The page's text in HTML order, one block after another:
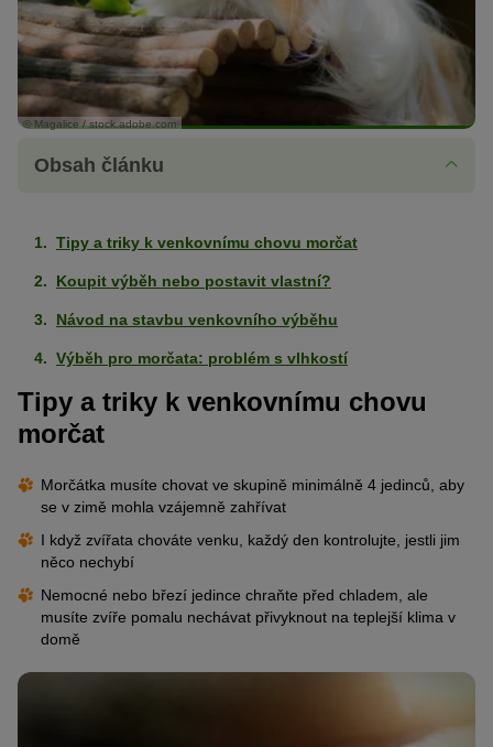
© Magalice / stock.adobe.com
Obsah článku
Tipy a triky k venkovnímu chovu morčat
Koupit výběh nebo postavit vlastní?
Návod na stavbu venkovního výběhu
Výběh pro morčata: problém s vlhkostí
Tipy a triky k venkovnímu chovu
morčat
Morčátka musíte chovat ve skupině minimálně 4 jedinců, aby
se v zimě mohla vzájemně zahřívat
I když zvířata chováte venku, každý den kontrolujte, jestli jim
něco nechybí
Nemocné nebo březí jedince chraňte před chladem, ale
musíte zvíře pomalu nechávat přivyknout na teplejší klima v
domě